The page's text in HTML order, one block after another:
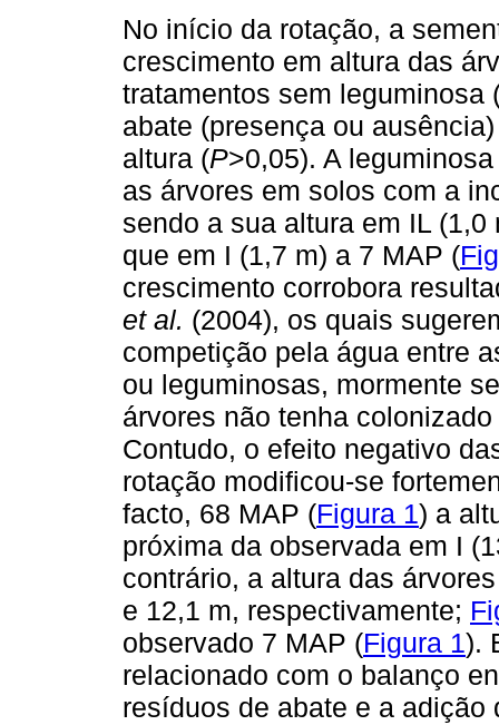
No início da rotação, a
crescimento em altura das
tratamentos sem leguminosa
abate (presença ou
altura (P>0,05). A
as árvores em solos com a
sendo a sua altura em IL
que em I (1,7 m) a 7 MAP (
crescimento corrobora
et al. (2004), os quais
competição pela água entre
ou leguminosas, mormente
árvores não tenha
Contudo, o efeito negativo
rotação modificou-se
facto, 68 MAP (Figura 1) a
próxima da observada em I
contrário, a altura das
e 12,1 m, respectivamente;
observado 7 MAP (Figura 1).
relacionado com o balanço
resíduos de abate e a adição